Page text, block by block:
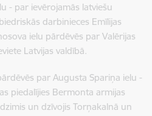
- par ievērojamās latviešu
darbinieces Emīlijas
ielu pārdēvēs par Valērijas
Latvijas valdībā.
par Augusta Spariņa ielu -
piedalījies Bermonta armijas
un dzīvojis Torņakalnā un